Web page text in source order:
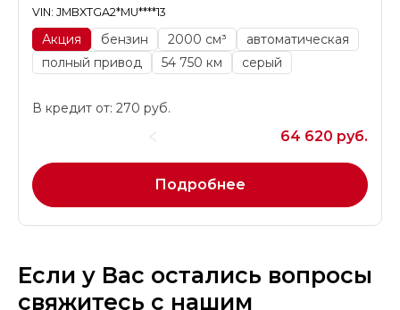
VIN: JMBXTGA2*MU****13
Акция бензин 2000 см³
автоматическая
полный привод
54 750 км серый
В кредит от: 270 руб.
64 620 руб.
Подробнее
Если у Вас остались вопросы
свяжитесь с нашим